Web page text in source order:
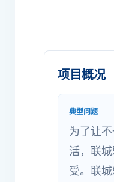
项目概况
典型问题
为了让
活，联
受。联